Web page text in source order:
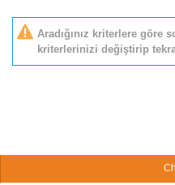
Aradığınız kriterlere göre
kriterlerinizi değiştirip